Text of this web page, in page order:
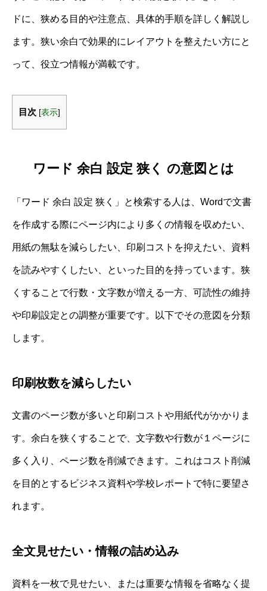
ドに、狭める目的や注意点、具体的手順を詳しく解説し
ます。狭い余白で効果的にレイアウトを整えたい方にと
って、役立つ情報が満載です。
目次 [表示]
ワード 余白 設定 狭く の意図とは
「ワード 余白 設定 狭く」と検索する人は、Wordで文書
を作成する際にページ内により多くの情報を収めたい、
用紙の無駄を減らしたい、印刷コストを抑えたい、資料
を読みやすくしたい、といった目的を持っています。狭
くすることで行数・文字数が増える一方、可読性の維持
や印刷設定との調整が重要です。以下でその意図を分類
します。
印刷枚数を減らしたい
文書のページ数が多いと印刷コストや用紙代がかかりま
す。余白を狭くすることで、文字数や行数が１ページに
多く入り、ページ数を削減できます。これはコスト削減
を目的とするビジネス資料や学校レポートで特に要望さ
れます。
全文見せたい・情報の詰め込み
資料を一枚で見せたい、または重要な情報を省略なく提